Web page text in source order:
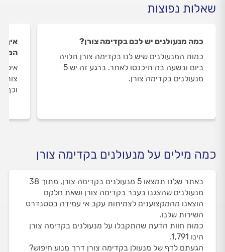
שאלות נפוצות
כמה מנעולנים יש לכם בקדימה צורן?
כמות המנעולנים שיש לנו בקדימה צורן תלויה
ביום ובשעה בה תיכנסו לאתר. ברגע זה יש 5
מנעולנים בקדימה צורן.
איך
וכך
כמה מילים על מנעולנים בקדימה צורן
באתר שלנו תמצאו 5 מנעולנים בקדימה צורן, מתוך 38
מנעולנים שהצגנו בעבר בקדימה צורן ושאת חלקם
הוצאנו מהמקצוענים לצמיתות עקב אי עמידה בסטנדרט
השירות שלנו.
כמות חוות הדעת שהתקבלו על מנעולנים בקדימה צורן
הינו 1,791.
הגעתם לדף של מנעולן בקדימה צורן דרך מנוע חיפוש?